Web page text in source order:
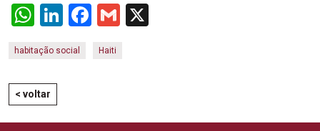
WhatsApp
LinkedIn
Facebook
Gmail
habitação social Haiti
< voltar